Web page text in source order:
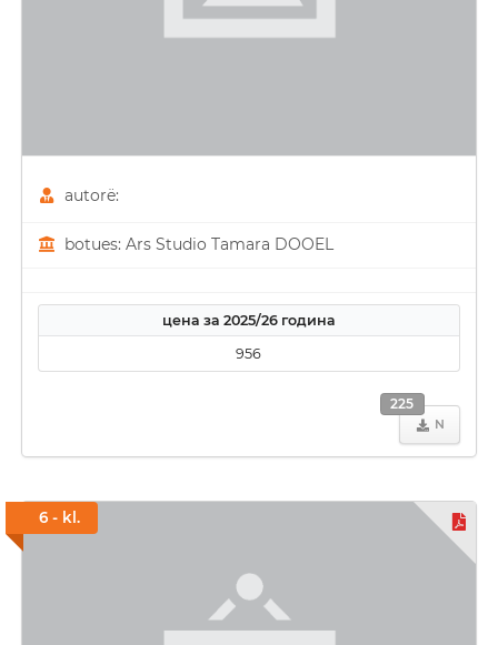
autorë:
botues: Ars Studio Tamara DOOEL
цена за 2025/26 година
956
N
225
6 - kl.